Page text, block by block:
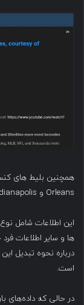
Orleans و Indianapolis می باشند.
این اطلاعات شامل
ها و سایر اطلاعات
درباره نحوه تبدیل
است.
در حالی که داده‌های